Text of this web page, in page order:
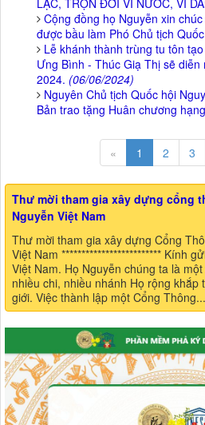
LẠC, TRỌN ĐỜI VÌ NƯỚC, VÌ
Cộng đồng họ Nguyễn xin
được bầu làm Phó Chủ tịch
Lễ khánh thành trùng tu tôn
Ưng Bình - Thúc Giạ Thị sẽ
2024. (06/06/2024)
Nguyên Chủ tịch Quốc hội
Bản trao tặng Huân chương
« 1 2 3
Thư mời tham gia xây dựng cổng
Nguyễn Việt Nam
Thư mời tham gia xây dựng Cổng
Việt Nam ************************* Kính
Việt Nam. Họ Nguyễn chúng ta là
nhiều chi, nhiều nhánh Họ rộng khắp
giới. Việc thành lập một Cổng Thông...